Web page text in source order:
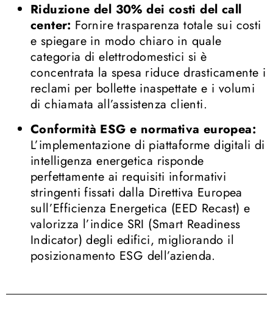
Riduzione del 30% dei costi del call
center: Fornire trasparenza totale sui costi
e spiegare in modo chiaro in quale
categoria di elettrodomestici si è
concentrata la spesa riduce drasticamente i
reclami per bollette inaspettate e i volumi
di chiamata all’assistenza clienti.
Conformità ESG e normativa europea:
L’implementazione di piattaforme digitali di
intelligenza energetica risponde
perfettamente ai requisiti informativi
stringenti fissati dalla Direttiva Europea
sull’Efficienza Energetica (EED Recast) e
valorizza l’indice SRI (Smart Readiness
Indicator) degli edifici, migliorando il
posizionamento ESG dell’azienda.